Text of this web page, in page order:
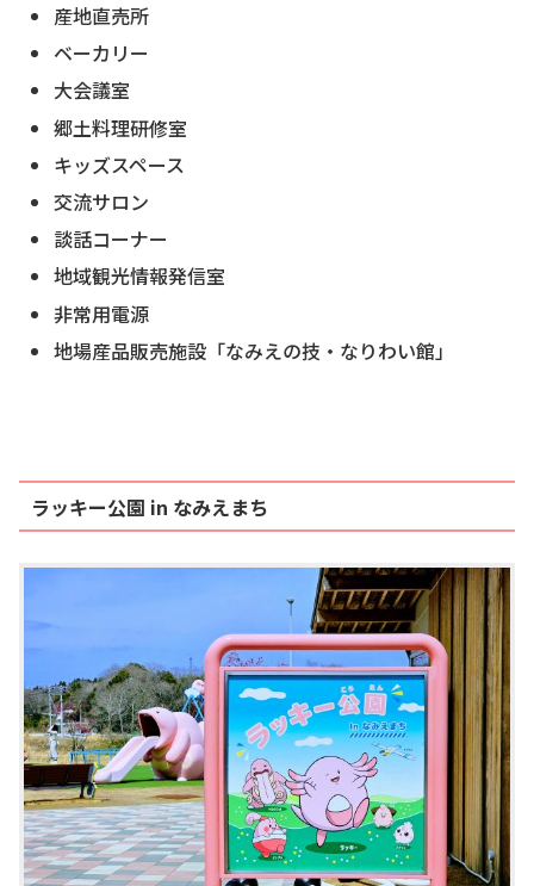
産地直売所
ベーカリー
大会議室
郷土料理研修室
キッズスペース
交流サロン
談話コーナー
地域観光情報発信室
非常用電源
地場産品販売施設「なみえの技・なりわい館」
ラッキー公園 in なみえまち